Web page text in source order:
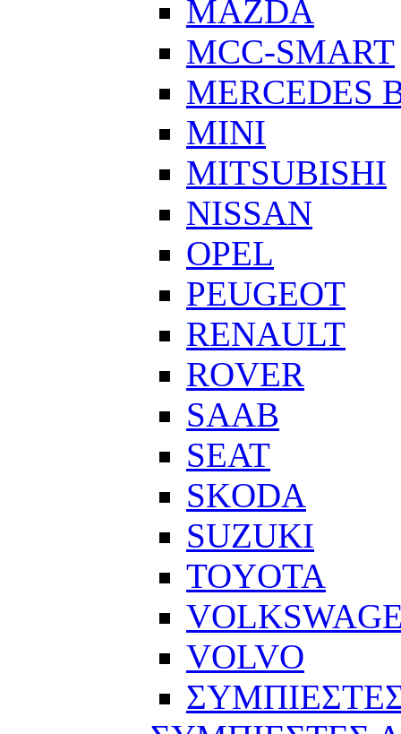
MAZDA
MCC-SMART
MERCEDES
MINI
MITSUBISHI
NISSAN
OPEL
PEUGEOT
RENAULT
ROVER
SAAB
SEAT
SKODA
SUZUKI
TOYOTA
VOLVO